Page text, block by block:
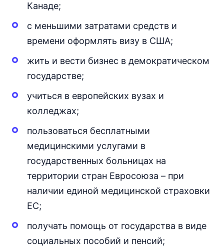
Канаде;
с меньшими затратами средств и
времени оформлять визу в США;
жить и вести бизнес в демократическом
государстве;
учиться в европейских вузах и
колледжах;
пользоваться бесплатными
медицинскими услугами в
государственных больницах на
территории стран Евросоюза – при
наличии единой медицинской страховки
ЕС;
получать помощь от государства в виде
социальных пособий и пенсий;